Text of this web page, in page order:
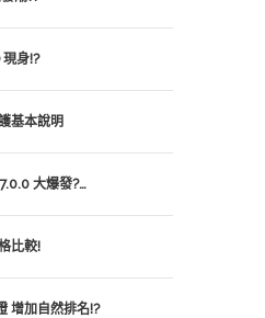
現身!?
基本說明
大爆發?…
比較!
增加自然排名!?